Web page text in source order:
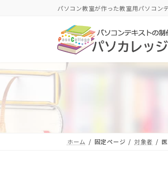
ス
キ
ッ
ン
に
移
パソコン教室が作った教室用パソコン
ホーム 固定ページ 対象者